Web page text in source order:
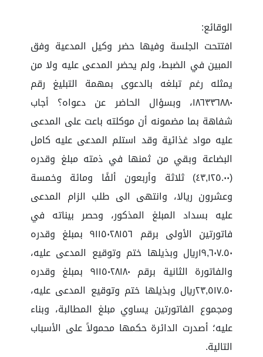
الوقائع:
افتتحت الجلسة وفيها حضر وكيل المدعية وفق
المبين في الضبط، ولم يحضر المدعى عليه ولا من
يمثله رغم تبلغه بالدعوى بمهمة التبليغ رقم
١٨٦٣٣٦٨٨٠، وبسؤال الحاضر عن دعواه؟ أجاب
شفاهة بما مضمونه أن موكلته باعت على المدعى
عليه مواد غذائية وقد استلم المدعى عليه كامل
البضاعة وبقي من ثمنها في ذمته مبلغ وقدره
(٤٣,١٢٥.٠٠) ثلاثة وأربعون ألفًا ومائة وخمسة
وعشرون ريالا، وانتهى الى طلب الزام المدعى
عليه بسداد المبلغ المذكور، وحصر بيناته في
فاتورتين الأولى برقم ٩١١٥٠٢٨١٥٦ بمبلغ وقدره
١٩,٦٠٧.٥٠ريال وبذيلها ختم وتوقيع المدعى عليه،
والفاتورة الثانية برقم ٩١١٥٠٢٨١٨٠ بمبلغ وقدره
٢٣,٥١٧.٥٠ريال وبذيلها ختم وتوقيع المدعى عليه،
ومجموع الفاتورتين يساوي مبلغ المطالبة، وبناء
عليه؛ أصدرت الدائرة حكمها محمولاً على الأسباب
التالية.